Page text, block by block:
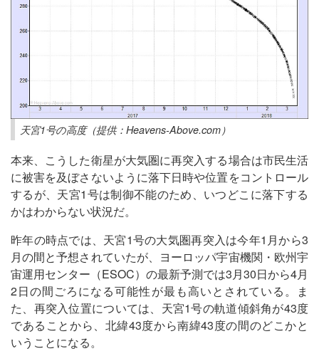
天宮1号の高度（提供：Heavens-Above.com）
本来、こうした衛星が大気圏に再突入する場合は市民生活
に被害を及ぼさないように落下日時や位置をコントロール
するが、天宮1号は制御不能のため、いつどこに落下する
かはわからない状況だ。
昨年の時点では、天宮1号の大気圏再突入は今年1月から3
月の間と予想されていたが、ヨーロッパ宇宙機関・欧州宇
宙運用センター（ESOC）の最新予測では3月30日から4月
2日の間ごろになる可能性が最も高いとされている。ま
た、再突入位置については、天宮1号の軌道傾斜角が43度
であることから、北緯43度から南緯43度の間のどこかと
いうことになる。